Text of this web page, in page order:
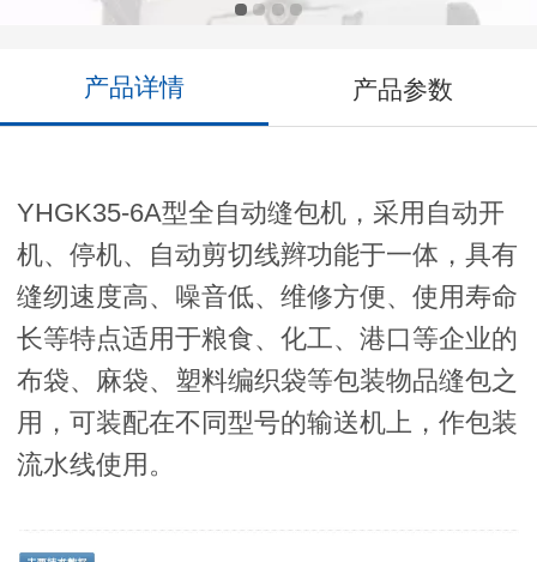
产品详情 产品参数
YHGK35-6A型全自动缝包机，采用自动开
机、停机、自动剪切线辫功能于一体，具有
缝纫速度高、噪音低、维修方便、使用寿命
长等特点适用于粮食、化工、港口等企业的
布袋、麻袋、塑料编织袋等包装物品缝包之
用，可装配在不同型号的输送机上，作包装
流水线使用。